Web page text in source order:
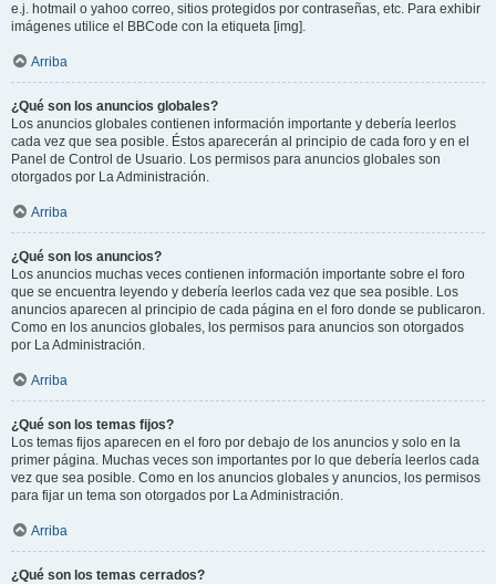
e.j. hotmail o yahoo correo, sitios protegidos por contraseñas, etc. Para exhibir
imágenes utilice el BBCode con la etiqueta [img].
Arriba
¿Qué son los anuncios globales?
Los anuncios globales contienen información importante y debería leerlos
cada vez que sea posible. Éstos aparecerán al principio de cada foro y en el
Panel de Control de Usuario. Los permisos para anuncios globales son
otorgados por La Administración.
Arriba
¿Qué son los anuncios?
Los anuncios muchas veces contienen información importante sobre el foro
que se encuentra leyendo y debería leerlos cada vez que sea posible. Los
anuncios aparecen al principio de cada página en el foro donde se publicaron.
Como en los anuncios globales, los permisos para anuncios son otorgados
por La Administración.
Arriba
¿Qué son los temas fijos?
Los temas fijos aparecen en el foro por debajo de los anuncios y solo en la
primer página. Muchas veces son importantes por lo que debería leerlos cada
vez que sea posible. Como en los anuncios globales y anuncios, los permisos
para fijar un tema son otorgados por La Administración.
Arriba
¿Qué son los temas cerrados?